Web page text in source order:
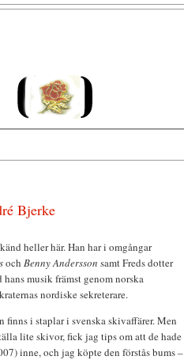
Bjerke
heller här. Han har i omgångar
och Benny Andersson samt Freds dotter
musik främst genom norska
nordiske sekreterare.
finns i staplar i svenska skivaffärer. Men
lite skivor, fick jag tips om att de hade
inne, och jag köpte den förstås bums –